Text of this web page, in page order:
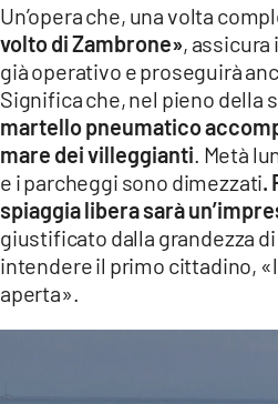
Un’opera che, una volta
volto di Zambrone», assicura
già operativo e proseguirà
Significa che, nel pieno della
martello pneumatico
mare dei villeggianti . Metà
e i parcheggi sono dimezzati.
spiaggia libera sarà
giustificato dalla grandezza di
intendere il primo cittadino,
aperta».